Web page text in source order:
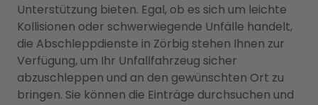
Unterstützung bieten. Egal, ob es sich um leichte
Kollisionen oder schwerwiegende Unfälle handelt,
die Abschleppdienste in Zörbig stehen Ihnen zur
Verfügung, um Ihr Unfallfahrzeug sicher
abzuschleppen und an den gewünschten Ort zu
bringen. Sie können die Einträge durchsuchen und